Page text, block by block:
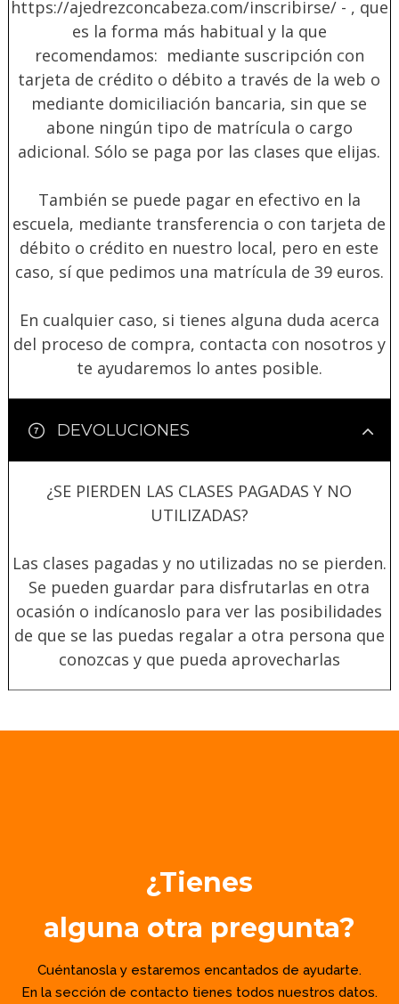
https://ajedrezconcabeza.com/inscribirse/- , que
es la forma más habitual y la que
recomendamos: mediante suscripción con
tarjeta de crédito o débito a través de la web o
mediante domiciliación bancaria, sin que se
abone ningún tipo de matrícula o cargo
adicional. Sólo se paga por las clases que elijas.
También se puede pagar en efectivo en la
escuela, mediante transferencia o con tarjeta de
débito o crédito en nuestro local, pero en este
caso, sí que pedimos una matrícula de 39 euros.
En cualquier caso, si tienes alguna duda acerca
del proceso de compra, contacta con nosotros y
te ayudaremos lo antes posible.
DEVOLUCIONES
¿SE PIERDEN LAS CLASES PAGADAS Y NO
UTILIZADAS?
Las clases pagadas y no utilizadas no se pierden.
Se pueden guardar para disfrutarlas en otra
ocasión o indícanoslo para ver las posibilidades
de que se las puedas regalar a otra persona que
conozcas y que pueda aprovecharlas
¿Tienes
alguna otra pregunta?
Cuéntanosla y estaremos encantados de ayudarte.
En la sección de contacto tienes todos nuestros datos.